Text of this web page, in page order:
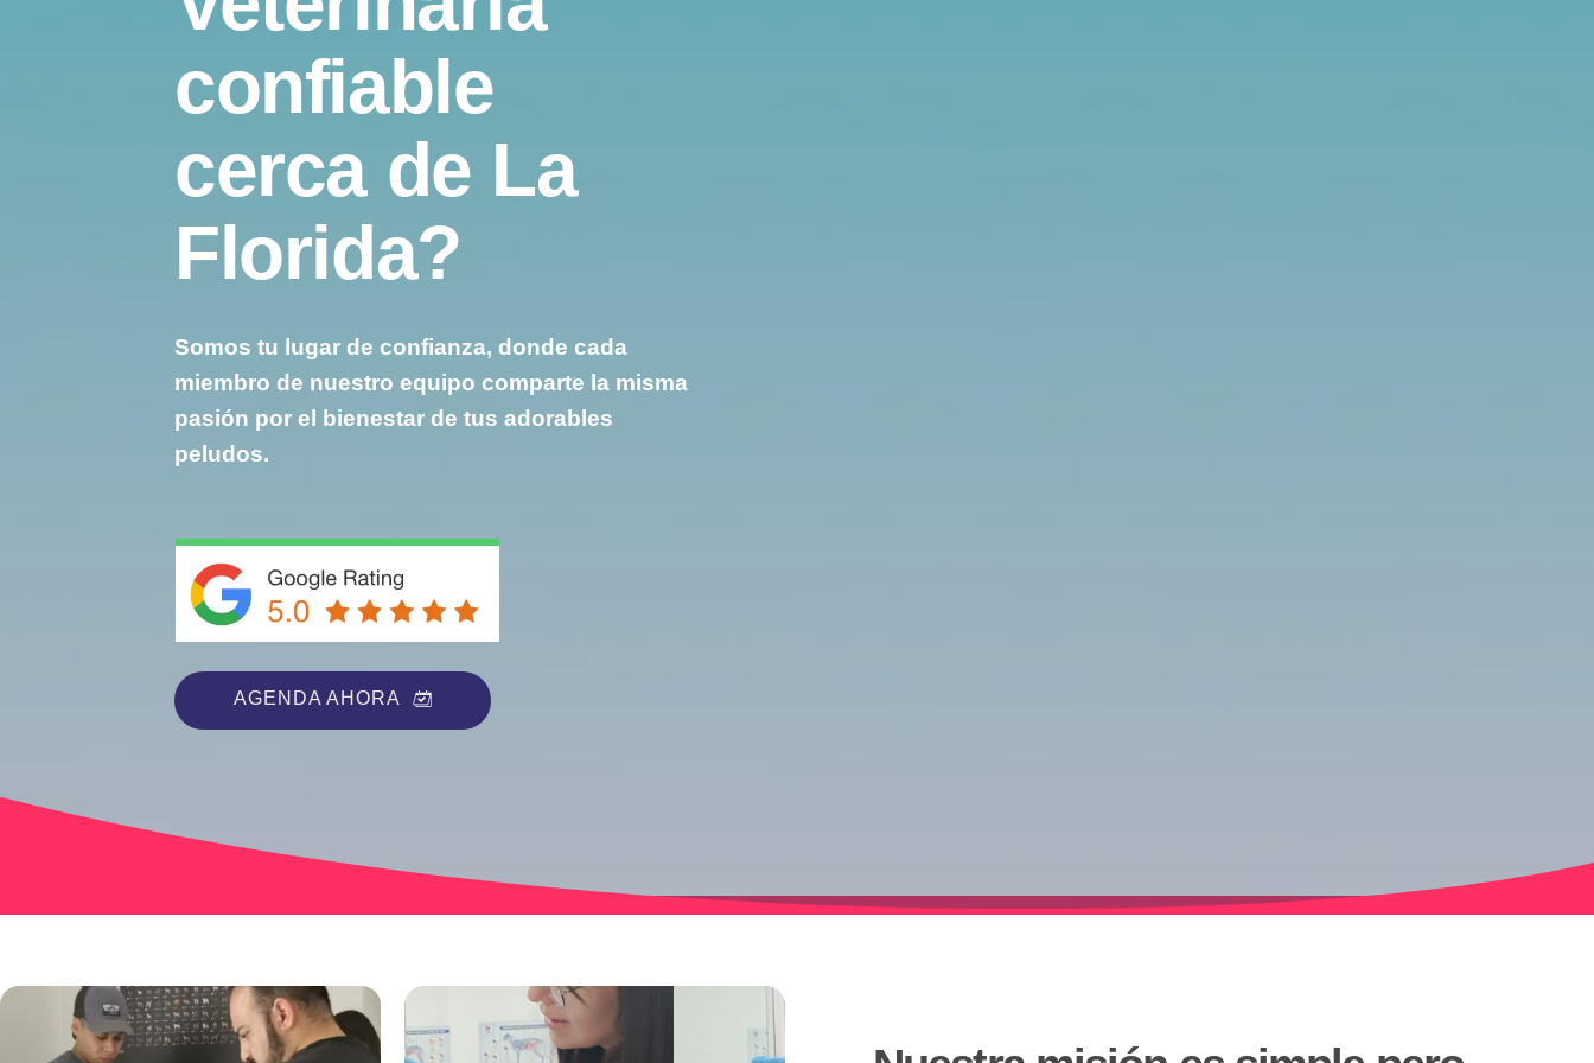
confiable
cerca de La
Florida?
Somos tu lugar de confianza, donde cada
miembro de nuestro equipo comparte la misma
pasión por el bienestar de tus adorables
peludos.
AGENDA AHORA